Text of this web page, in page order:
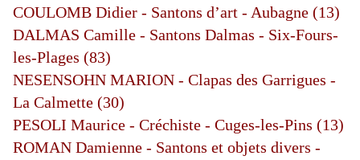
COULOMB Didier - Santons d’art - Aubagne (13)
DALMAS Camille - Santons Dalmas - Six-Fours-
les-Plages (83)
NESENSOHN MARION - Clapas des Garrigues -
La Calmette (30)
PESOLI Maurice - Créchiste - Cuges-les-Pins (13)
ROMAN Damienne - Santons et objets divers -